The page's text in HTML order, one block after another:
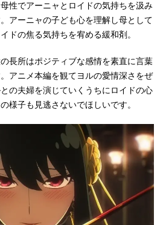
性でアーニャとロイドの気持ちを汲み
アーニャの子ども心を理解し母として
ドの焦る気持ちを宥める緩和剤。
長所はポジティブな感情を素直に言葉
アニメ本編を観てヨルの愛情深さをぜ
の夫婦を演じていくうちにロイドの心
様子も見逃さないでほしいです。